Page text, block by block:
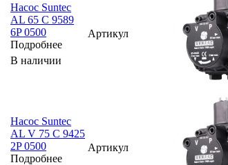
Насос Suntec
AL 65 C 9589
6P 0500
Подробнее
В наличии
Артикул
Насос Suntec
AL V 75 C 9425
2P 0500
Подробнее
Артикул